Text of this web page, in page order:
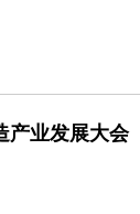
产业发展大会